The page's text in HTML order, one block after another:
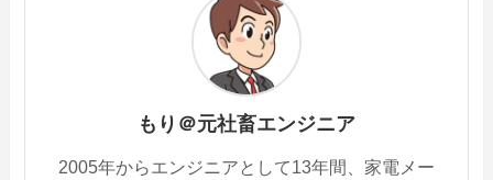
もり＠元社畜エンジニア
2005年からエンジニアとして13年間、家電メー